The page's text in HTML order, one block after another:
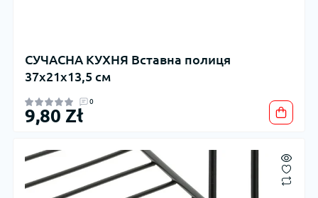
СУЧАСНА КУХНЯ Вставна полиця
37x21x13,5 см
0
9,80 Zł